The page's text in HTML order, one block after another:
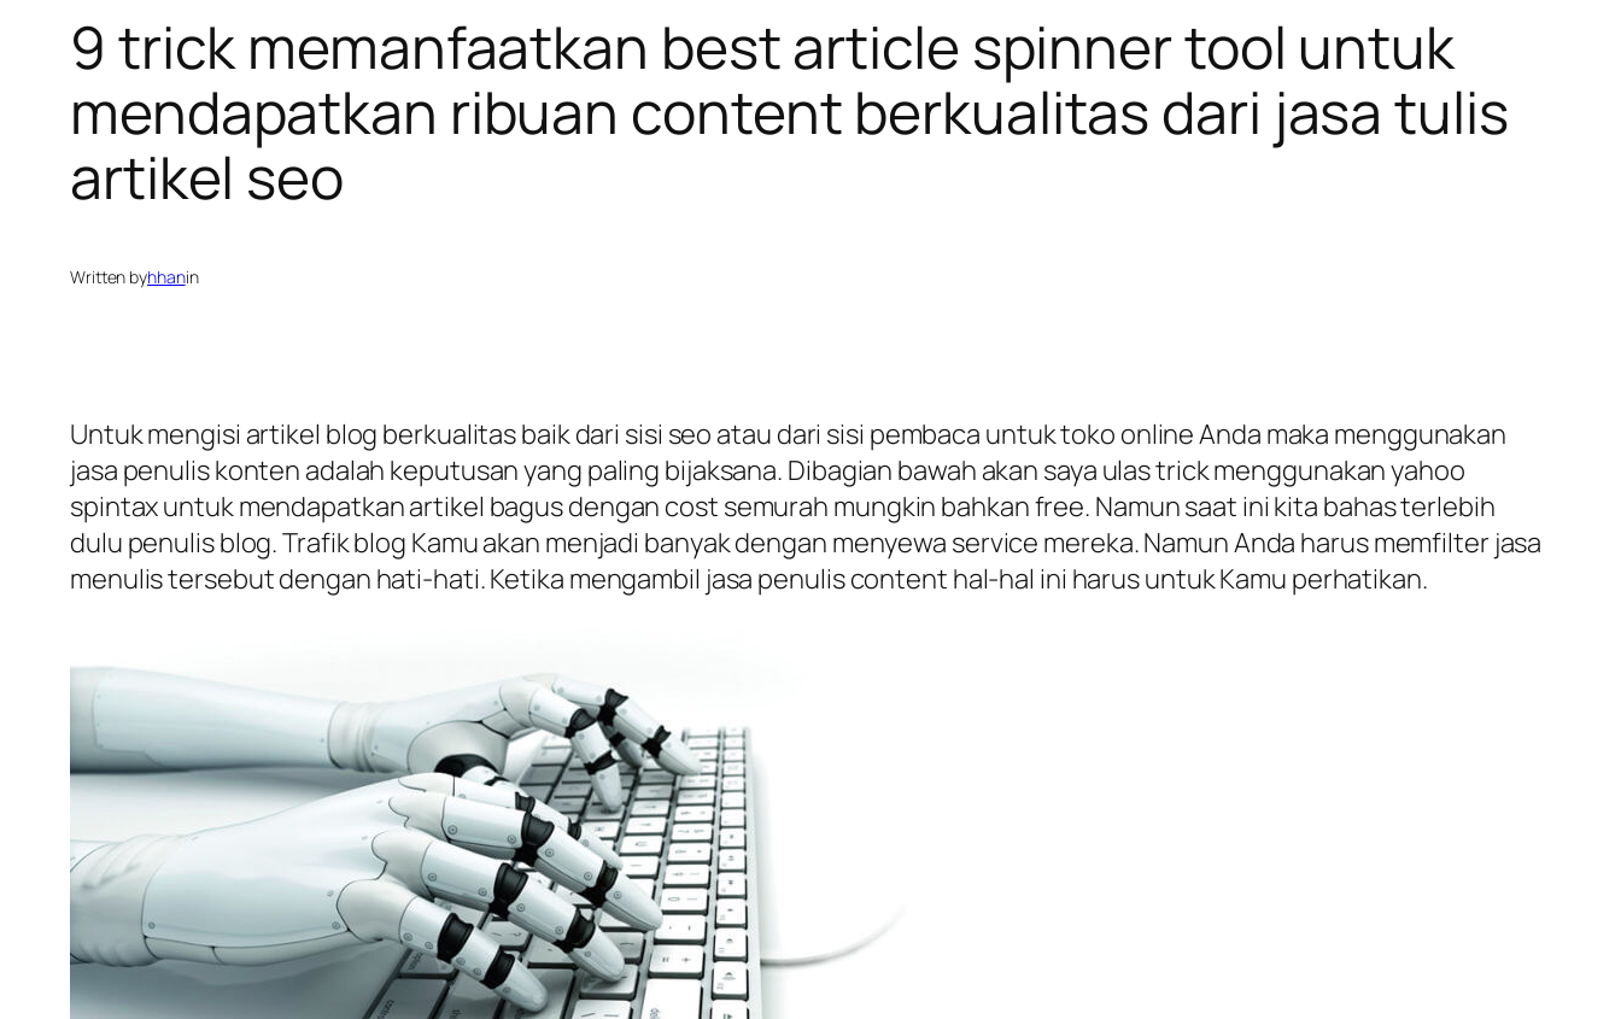
9 trick memanfaatkan best article spinner tool untuk
mendapatkan ribuan content berkualitas dari jasa tulis
artikel seo
Written byhhanin
Untuk mengisi artikel blog berkualitas baik dari sisi seo atau dari sisi pembaca untuk toko online Anda maka menggunakan
jasa penulis konten adalah keputusan yang paling bijaksana. Dibagian bawah akan saya ulas trick menggunakan yahoo
spintax untuk mendapatkan artikel bagus dengan cost semurah mungkin bahkan free. Namun saat ini kita bahas terlebih
dulu penulis blog. Trafik blog Kamu akan menjadi banyak dengan menyewa service mereka. Namun Anda harus memfilter jasa
menulis tersebut dengan hati-hati. Ketika mengambil jasa penulis content hal-hal ini harus untuk Kamu perhatikan.